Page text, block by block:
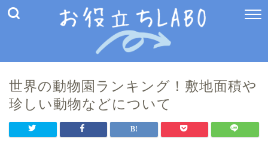
世界の動物園ランキング！敷地面積や
珍しい動物などについて